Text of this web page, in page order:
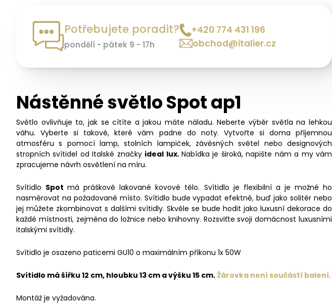
Potřebujete poradit?
pondělí - pátek 9 - 17h
+420 774 431 196
obchod@italier.cz
Nástěnné světlo Spot ap1
Světlo ovlivňuje to, jak se cítíte a jakou máte náladu. Neberte výběr světla na lehkou
váhu. Vyberte si takové, které vám padne do noty. Vytvořte si doma příjemnou
atmosféru s pomocí lamp, stolních lampiček, závěsných světel nebo designových
stropních svítidel od Italské značky ideal lux.Nabídka je široká, napište nám a my vám
zpracujeme návrh osvětlení na míru.
Svítidlo Spotmá práškově lakované kovové tělo. Svítidlo je flexibilní a je možné ho
nasměrovat na požadované místo. Svítidlo bude vypadat efektně, buď jako solitér nebo
jej můžete zkombinovat s dalšími svítidly. Skvěle se bude hodit jako luxusní dekorace do
každé místnosti, zejména do ložnice nebo knihovny. Rozsviťte svoji domácnost luxusními
italskými svítidly.
Svítidlo je osazeno paticemi GU10 o maximálním příkonu 1x 50W
Svítidlo má šířku 12 cm, hloubku 13 cm a výšku 15 cm.Žárovka není součástí balení.
Montáž je vyžadována.